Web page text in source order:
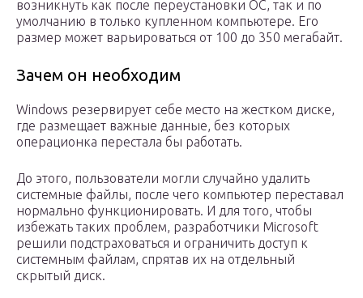
возникнуть как после переустановки ОС, так и по
умолчанию в только купленном компьютере. Его
размер может варьироваться от 100 до 350 мегабайт.
Зачем он необходим
Windows резервирует себе место на жестком диске,
где размещает важные данные, без которых
операционка перестала бы работать.
До этого, пользователи могли случайно удалить
системные файлы, после чего компьютер переставал
нормально функционировать. И для того, чтобы
избежать таких проблем, разработчики Microsoft
решили подстраховаться и ограничить доступ к
системным файлам, спрятав их на отдельный
скрытый диск.